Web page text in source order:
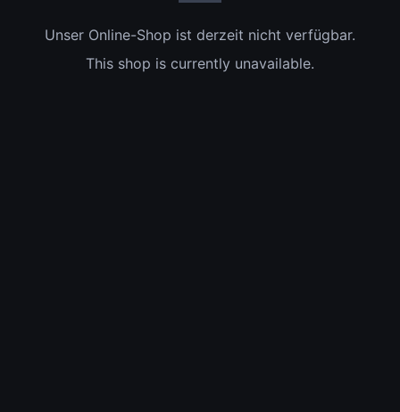
Unser Online-Shop ist derzeit nicht verfügbar.
This shop is currently unavailable.